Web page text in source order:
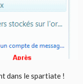
dans le spartiate !